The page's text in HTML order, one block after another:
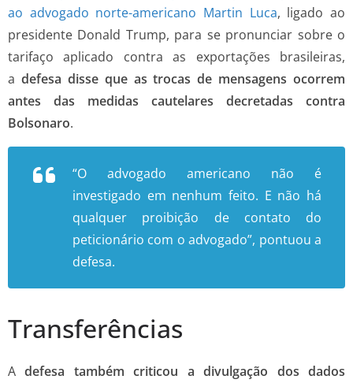
ao advogado norte-americano Martin Luca, ligado ao
presidente Donald Trump, para se pronunciar sobre o
tarifaço aplicado contra as exportações brasileiras,
a defesa disse que as trocas de mensagens ocorrem
antes das medidas cautelares decretadas contra
Bolsonaro.
“O advogado americano não é
investigado em nenhum feito. E não há
qualquer proibição de contato do
peticionário com o advogado”, pontuou a
defesa.
Transferências
Adefesa também criticou a divulgação dos dados